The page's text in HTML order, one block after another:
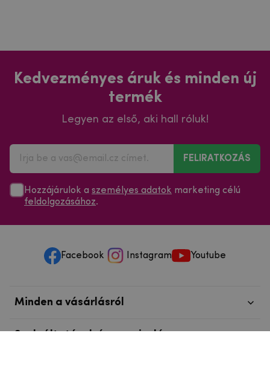
Kedvezményes áruk és minden új
termék
Legyen az első, aki hall róluk!
FELIRATKOZÁS
Hozzájárulok a személyes adatok marketing célú
feldolgozásához.
Facebook Instagram Youtube
Minden a vásárlásról